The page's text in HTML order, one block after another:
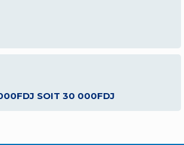
SOIT 30 000FDJ